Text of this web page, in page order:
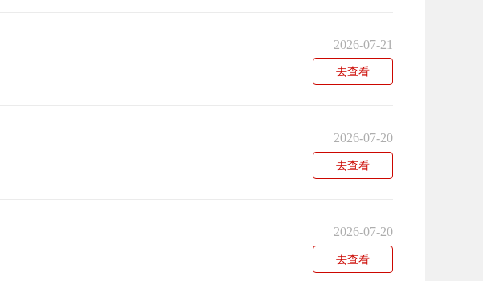
2026-07-21
去查看
2026-07-20
去查看
2026-07-20
去查看